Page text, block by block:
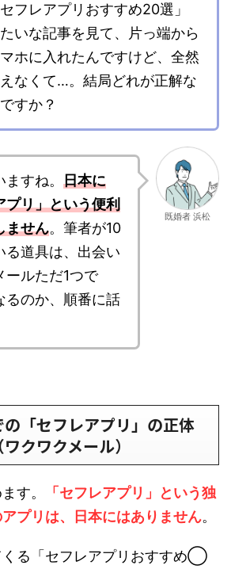
セフレアプリおすすめ20選」
いな記事を見て、片っ端から
ホに入れたんですけど、全然
なくて…。結局どれが正解な
すか？
すね。 日本に
プリ」という便利
ません。筆者が10
る道具は、出会い
ールただ1つで
るのか、順番に話
既婚者 浜松
「セフレアプリ」の正体
クワクメール）
す。
「セフレアプリ」という独
プリは、日本にはありません。
くる「セフレアプリおすすめ◯